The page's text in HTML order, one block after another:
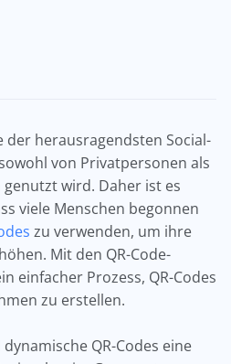
der herausragendsten Social-
von Privatpersonen als
wird. Daher ist es
viele Menschen begonnen
zu verwenden, um ihre
Mit den QR-Code-
einfacher Prozess, QR-Codes
zu erstellen.
QR-Codes eine